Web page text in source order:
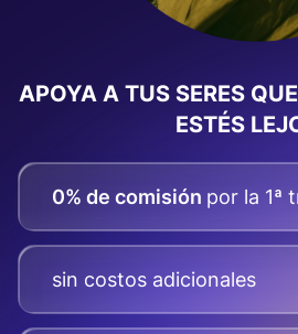
APOYA A TUS SERES
ESTÉS
0% de comisión por la 1ª
sin costos adicionales